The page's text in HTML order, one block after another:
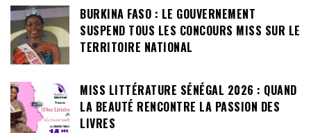
BURKINA FASO : LE GOUVERNEMENT
SUSPEND TOUS LES CONCOURS MISS SUR LE
TERRITOIRE NATIONAL
MISS LITTÉRATURE SÉNÉGAL 2026 : QUAND
LA BEAUTÉ RENCONTRE LA PASSION DES
LIVRES